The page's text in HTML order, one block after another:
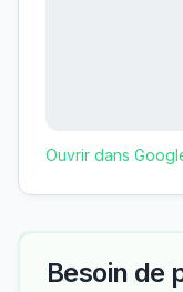
Ouvrir dans
Besoin de